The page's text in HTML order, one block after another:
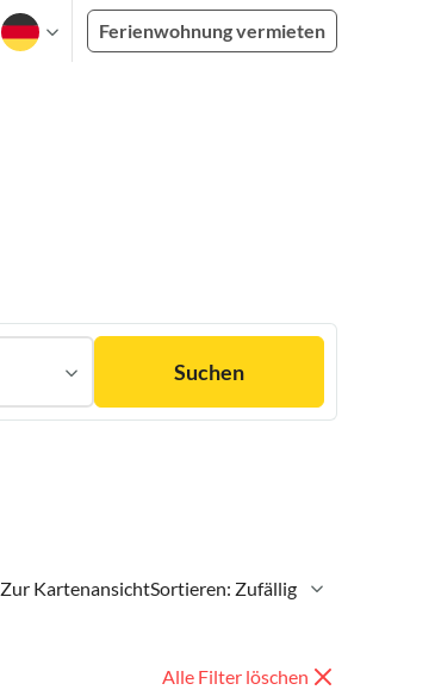
Ferienwohnung vermieten
Suchen
Zur KartenansichtSortieren: Zufällig
Alle Filter löschen